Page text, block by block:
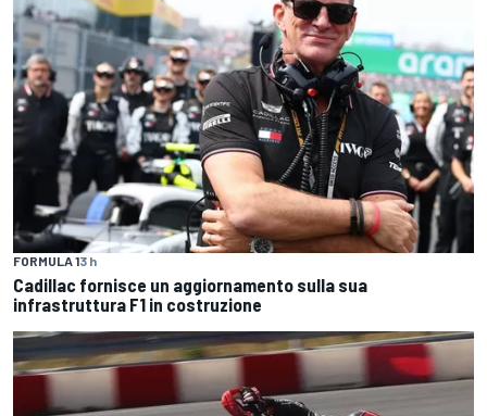
FORMULA 13 h
Cadillac fornisce un aggiornamento sulla sua
infrastruttura F1 in costruzione